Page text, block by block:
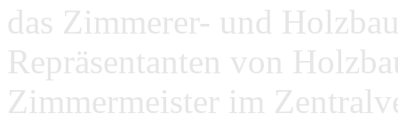
das Zimmerer- und
Repräsentanten von
Zimmermeister im